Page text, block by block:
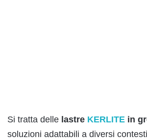
Si tratta delle lastre KERLITE in
soluzioni adattabili a diversi